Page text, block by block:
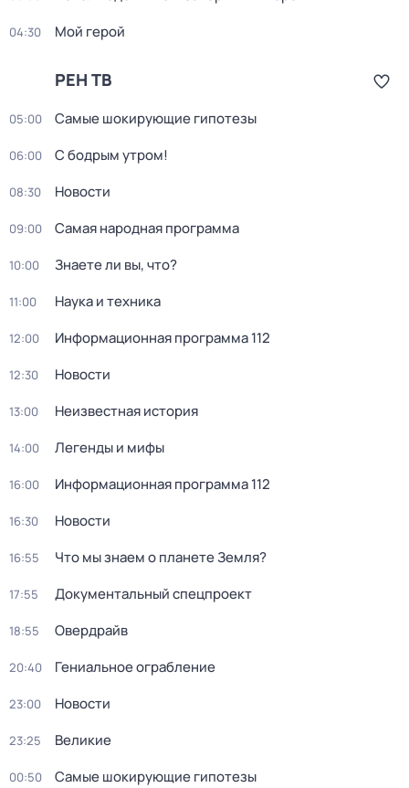
04:30 Мой герой
РЕН ТВ
05:00 Самые шoкиpующие гипотезы
06:00 С бодрым утром!
08:30 Новости
09:00 Самая народная программа
10:00 Знаете ли вы, что?
11:00 Наука и техника
12:00 Информационная программа 112
12:30 Новости
13:00 Неизвестная история
14:00 Легенды и мифы
16:00 Информационная программа 112
16:30 Новости
16:55 Что мы знаем о планете Земля?
17:55 Документальный спецпроект
18:55 Овердрайв
20:40 Гениальное ограбление
23:00 Новости
23:25 Великие
00:50 Самые шoкиpующие гипотезы